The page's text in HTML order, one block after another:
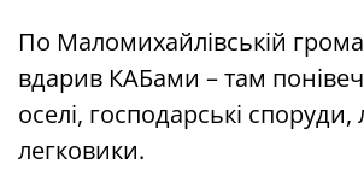
По Маломихайлівській
вдарив КАБами – там
оселі, господарські споруди,
легковики.